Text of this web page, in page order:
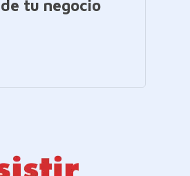
tu negocio